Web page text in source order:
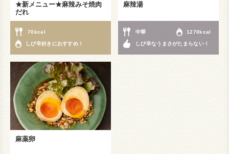
★新メニュー★麻辣みそ焼肉
だれ
70kcal
しび辛好きにおすすめ！
麻辣湯
中華 1270kcal
しび辛なうまさがたまらない！
麻薬卵